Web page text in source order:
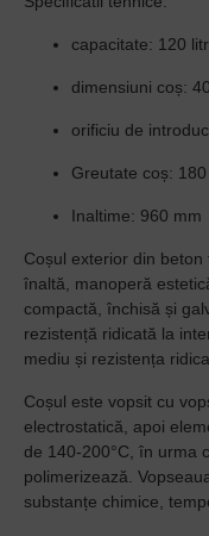
capacitate: 120
dimensiuni coș:
orificiu de
Greutate coș: 180
Inaltime: 960 mm
Coșul exterior din
înaltă, manoperă
compactă, închisă și
rezistență ridicată la
mediu și rezistența
Coșul este vopsit cu
electrostatică, apoi
de 140-200°C, în urma
polimerizează.
substanțe chimice,